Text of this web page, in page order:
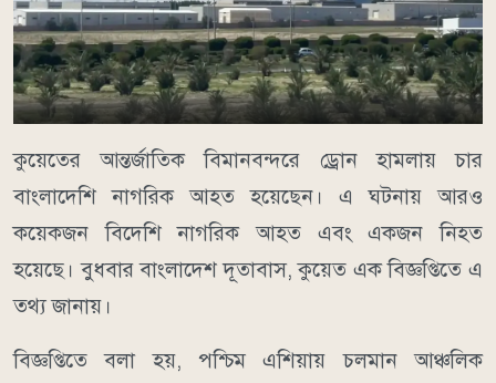
কুয়েতের আন্তর্জাতিক বিমানবন্দরে ড্রোন হামলায় চার
বাংলাদেশি নাগরিক আহত হয়েছেন। এ ঘটনায় আরও
কয়েকজন বিদেশি নাগরিক আহত এবং একজন নিহত
হয়েছে। বুধবার বাংল‌া‌দেশ দূতাবাস, কু‌য়েত এক বিজ্ঞপ্তিতে এ
তথ্য জানায়।
বিজ্ঞপ্তিতে বলা হয়, পশ্চিম এশিয়ায় চলমান আঞ্চলিক